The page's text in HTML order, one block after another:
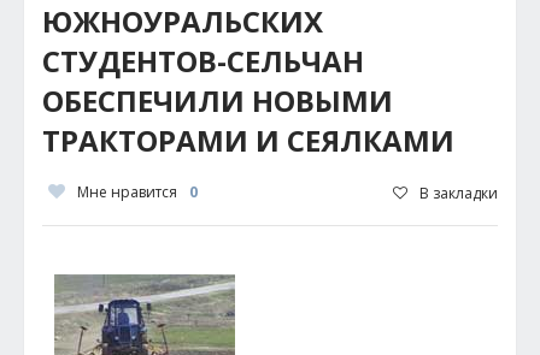
ЮЖНОУРАЛЬСКИХ
СТУДЕНТОВ-СЕЛЬЧАН
ОБЕСПЕЧИЛИ НОВЫМИ
ТРАКТОРАМИ И СЕЯЛКАМИ
Мне нравится 0 В закладки